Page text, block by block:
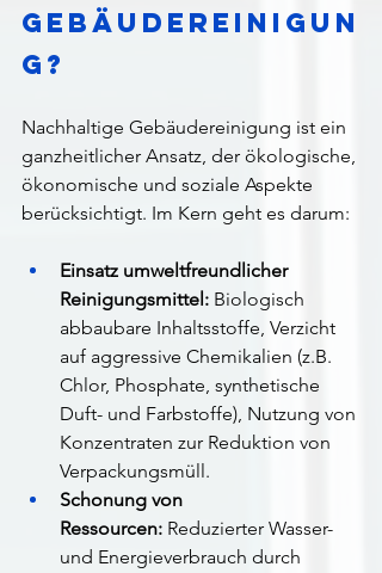
Gebäudereinigun
g?
Nachhaltige Gebäudereinigung ist ein
ganzheitlicher Ansatz, der ökologische,
ökonomische und soziale Aspekte
berücksichtigt. Im Kern geht es darum:
Einsatz umweltfreundlicher
Reinigungsmittel: Biologisch
abbaubare Inhaltsstoffe, Verzicht
auf aggressive Chemikalien (z.B.
Chlor, Phosphate, synthetische
Duft- und Farbstoffe), Nutzung von
Konzentraten zur Reduktion von
Verpackungsmüll.
Schonung von
Ressourcen: Reduzierter Wasser-
und Energieverbrauch durch